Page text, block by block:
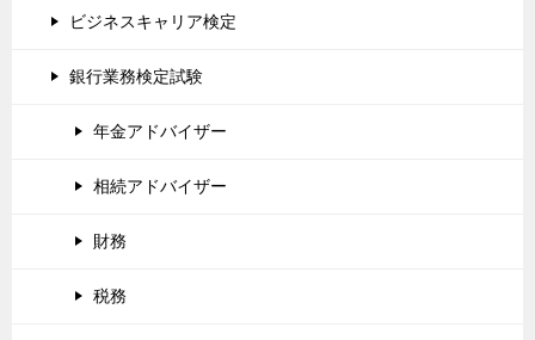
ビジネスキャリア検定
銀行業務検定試験
年金アドバイザー
相続アドバイザー
財務
税務